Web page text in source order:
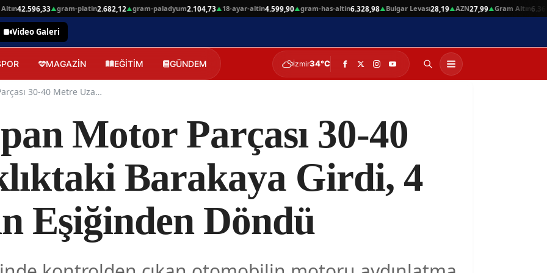
42.596,33▲gram-platin2.682,12▲gram-paladyum2.104,73▲18-ayar-altin4.599,90▲gram-has-altin6.328,98▲Bulgar Levası28,19▲AZN27,99▲Gram Altın6.360,78
Video Galeri
MAGAZİN EĞİTİM GÜNDEM İzmir34°C
Serik'te Kopan Motor Parçası 30-40 Metre Uzaklıktaki Barakaya Girdi, 4 İşçi Facianın Eşiğinden Döndü
Motor Parçası 30-40
Barakaya Girdi, 4
Eşiğinden Döndü